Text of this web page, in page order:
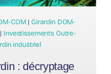
COM | Girardin DOM-
Investissements Outre-
industriel
: décryptage